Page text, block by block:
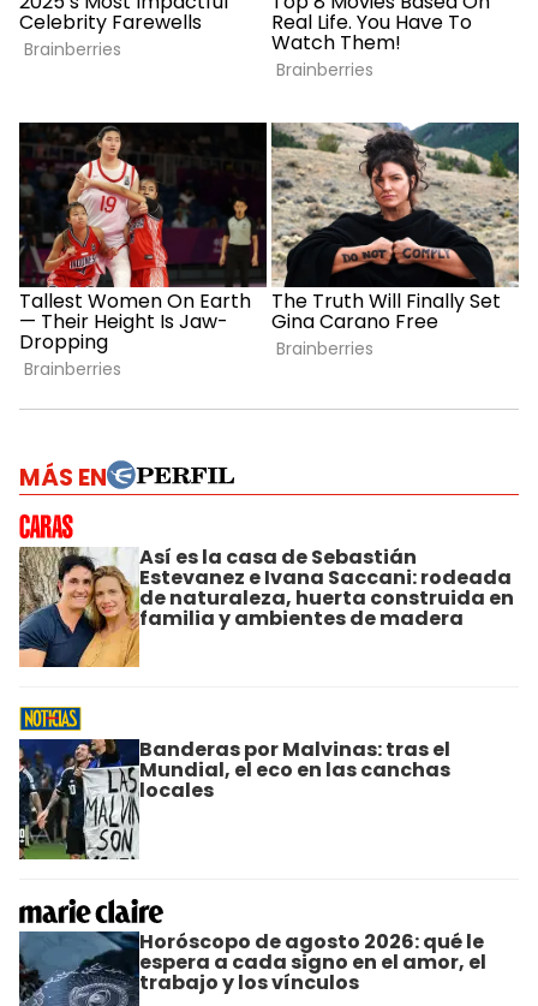
MÁS EN
Así es la casa de Sebastián
Estevanez e Ivana Saccani: rodeada
de naturaleza, huerta construida en
familia y ambientes de madera
Banderas por Malvinas: tras el
Mundial, el eco en las canchas
locales
Horóscopo de agosto 2026: qué le
espera a cada signo en el amor, el
trabajo y los vínculos